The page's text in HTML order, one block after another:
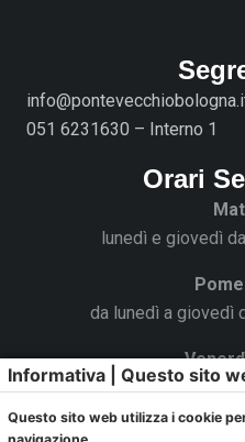
051 6231630 – Interno 1
Orari
lunedì e giovedì
da lunedì a giovedì
Informativa | Questo sito
Questo sito web utilizza i cookie